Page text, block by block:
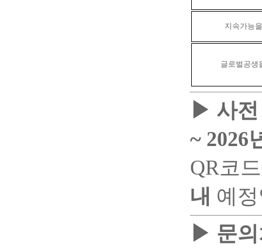
지속가능
글로벌공생
▶ 사
~ 2026
QR코
내 예
▶ 문